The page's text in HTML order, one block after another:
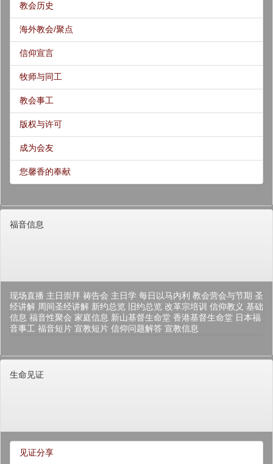
教会历史
海外教会/聚点
信仰宣言
牧师与同工
教会事工
版权与许可
成为会友
您馨香的奉献
福音信息
现场直播 主日崇拜 祷告会 主日学 每日以马内利 教会营会与节期 圣
经讲解 周间圣经讲解 新约总览 旧约总览 改革宗培训 信仰教义 基础
信息 福音性聚会 家庭信息 新山基督生命堂 香港基督生命堂 日本福
音事工 福音短片 宣教短片 信仰问题解答 宣教信息
生命见证
见证分享